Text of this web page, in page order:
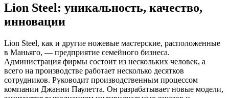
Lion Steel: уникальность, качество,
инновации
Lion Steel, как и другие ножевые мастерские, расположенные
в Маньяго, — предприятие семейного бизнеса.
Администрация фирмы состоит из нескольких человек, а
всего на производстве работает несколько десятков
сотрудников. Руководит производственным процессом
компании Джанни Паулетта. Он разрабатывает новые модели,